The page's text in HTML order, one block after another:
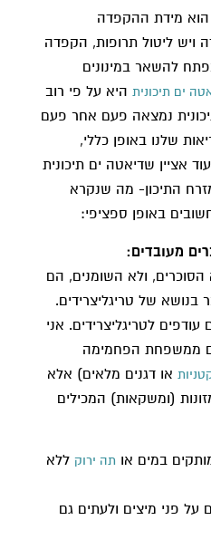
הוא מידת ההקפדה
ויש ליטול תרופות, הקפדה
להשאר במינונים
ים תיכוניתהיא על פי רוב
נמצאה פעם אחר פעם
שלנו באופן כללי,
אציין שדיאטה ים תיכונית
התיכון- מה שנקרא
באופן ספציפי:
מעובדים:
הסוכרים, ולא השומנים, הם
בנושא של טריגליצרידים.
לטריגליצרידים. אני
ממשפחת הפחמימה
או דגנים מלאים) אלא
(ומשקאות) המכילים
במים או תה ירוקללא
על פני מיצים ולעתים גם